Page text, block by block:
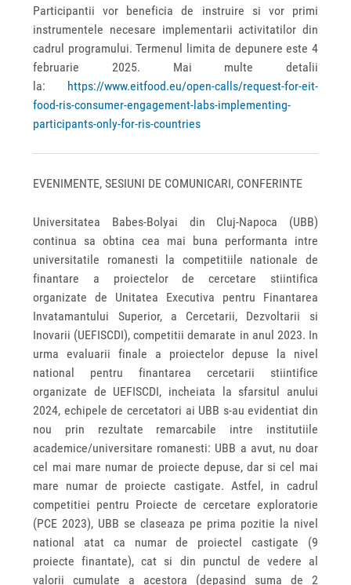
Participantii vor beneficia de instruire si vor primi
instrumentele necesare implementarii activitatilor din
cadrul programului. Termenul limita de depunere este 4
februarie 2025. Mai multe detalii
la: https://www.eitfood.eu/open-calls/request-for-eit-
food-ris-consumer-engagement-labs-implementing-
participants-only-for-ris-countries
EVENIMENTE, SESIUNI DE COMUNICARI, CONFERINTE
Universitatea Babes-Bolyai din Cluj-Napoca (UBB)
continua sa obtina cea mai buna performanta intre
universitatile romanesti la competitiile nationale de
finantare a proiectelor de cercetare stiintifica
organizate de Unitatea Executiva pentru Finantarea
Invatamantului Superior, a Cercetarii, Dezvoltarii si
Inovarii (UEFISCDI), competitii demarate in anul 2023. In
urma evaluarii finale a proiectelor depuse la nivel
national pentru finantarea cercetarii stiintifice
organizate de UEFISCDI, incheiata la sfarsitul anului
2024, echipele de cercetatori ai UBB s-au evidentiat din
nou prin rezultate remarcabile intre institutiile
academice/universitare romanesti: UBB a avut, nu doar
cel mai mare numar de proiecte depuse, dar si cel mai
mare numar de proiecte castigate. Astfel, in cadrul
competitiei pentru Proiecte de cercetare exploratorie
(PCE 2023), UBB se claseaza pe prima pozitie la nivel
national atat ca numar de proiectel castigate (9
proiecte finantate), cat si din punctul de vedere al
valorii cumulate a acestora (depasind suma de 2